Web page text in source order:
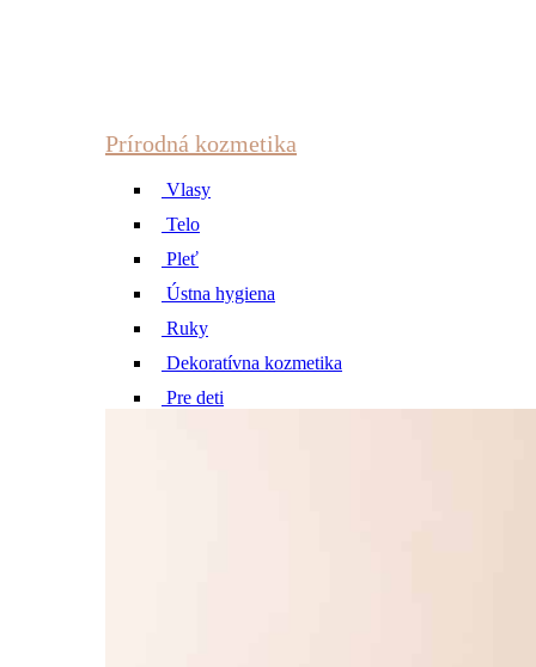
Prírodná kozmetika
Vlasy
Telo
Pleť
Ústna hygiena
Ruky
Dekoratívna kozmetika
Pre deti